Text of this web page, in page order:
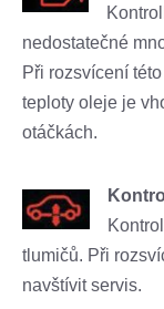
nedostatečné
Při rozsvícení
teploty oleje je
otáčkách.
tlumičů. Při
navštívit servis.